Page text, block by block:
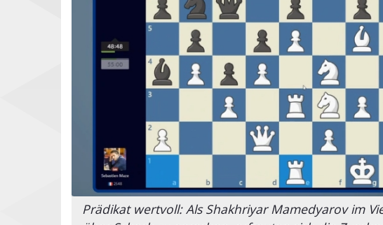
Prädikat wertvoll: Als Shakhriyar Mamedyarov im